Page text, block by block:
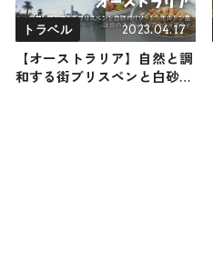
トラベル 2023.04.17
【オーストラリア】自然と調
和する街ブリスベンと白砂の